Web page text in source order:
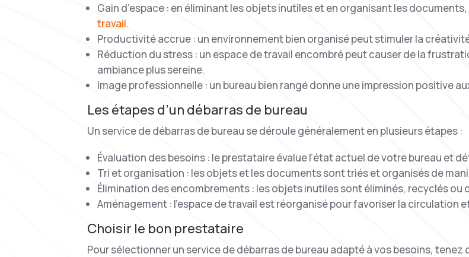
Gain d’espace : en éliminant les objets inutiles et en organisant les
travail.
Productivité accrue : un environnement bien organisé peut stimuler la
Réduction du stress : un espace de travail encombré peut causer de la
ambiance plus sereine.
Image professionnelle : un bureau bien rangé donne une impression positive
Les étapes d’un débarras de bureau
Un service de débarras de bureau se déroule généralement en plusieurs étapes :
Évaluation des besoins : le prestataire évalue l’état actuel de votre bureau et
Tri et organisation : les objets et les documents sont triés et organisés de
Élimination des encombrements : les objets inutiles sont éliminés, recyclés
Aménagement : l’espace de travail est réorganisé pour favoriser la circulation
Choisir le bon prestataire
Pour sélectionner un service de débarras de bureau adapté à vos besoins,